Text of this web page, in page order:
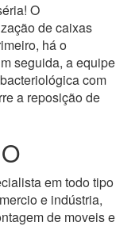
O
de caixas
há o
seguida, a equipe
com
a reposição de
em todo tipo
e indústria,
de moveis e